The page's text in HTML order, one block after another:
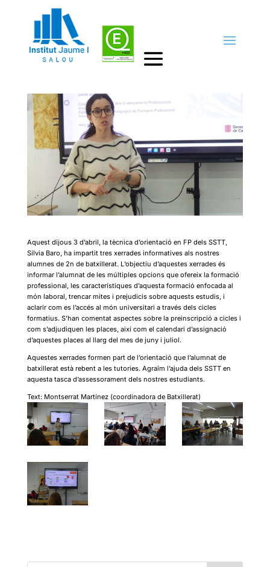
Xerrades informatives amb
Sílvia Baro
Aquest dijous 3 d’abril, la tècnica d’orientació en FP dels SSTT,
Sílvia Baro, ha impartit tres xerrades informatives als nostres
alumnes de 2n de batxillerat. L’objectiu d’aquestes xerrades és
informar l’alumnat de les múltiples opcions que ofereix la formació
professional, les característiques d’aquesta formació enfocada al
món laboral, trencar mites i prejudicis sobre aquests estudis, i
aclarir com es l’accés al món universitari a través dels cicles
formatius. S’han comentat aspectes sobre la preinscripció a cicles i
com s’adjudiquen les places, així com el calendari d’assignació
d’aquestes places al llarg del mes de juny i juliol.
Aquestes xerrades formen part de l’orientació que l’alumnat de
batxillerat està rebent a les tutories. Agraïm l’ajuda dels SSTT en
aquesta tasca d’assessorament dels nostres estudiants.
Text: Montserrat Martínez (coordinadora de Batxillerat)